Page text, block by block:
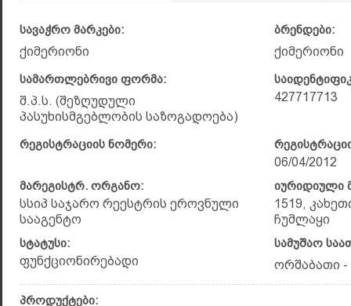
სავაჭრო მარკები:
ქიმერიონი
ბრენდები:
ქიმერიონი
სამართლებრივი ფორმა:
შ.პ.ს. (შეზღუდული
პასუხისმგებლობის საზოგადოება)
427717713
რეგისტრაციის ნომერი:
06/04/2012
მარეგისტრ. ორგანო:
სსიპ საჯარო რეესტრის ეროვნული
სააგენტო
იურიდიული
1519,
ჩუმლაყი
სტატუსი:
ფუნქციონირებადი
სამუშაო
ორშაბათი -
პროდუქტები: